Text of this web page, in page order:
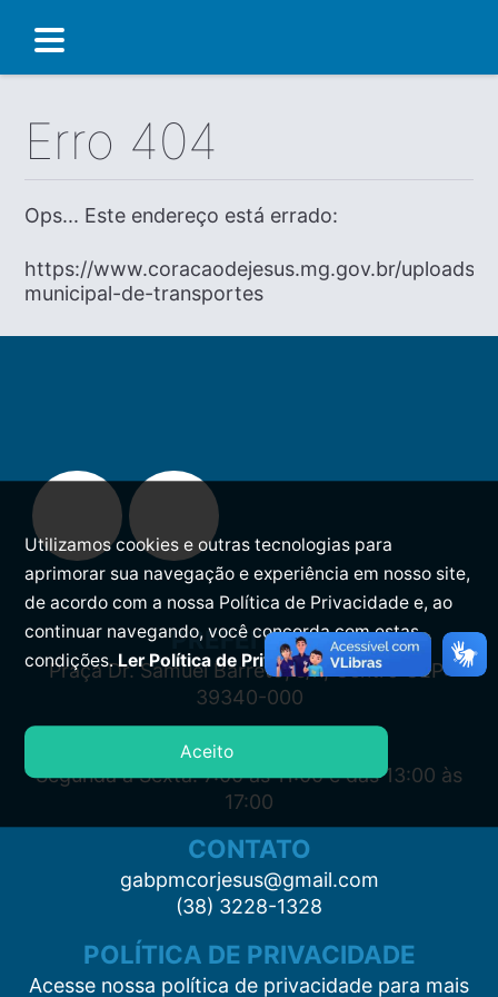
Erro 404
Ops... Este endereço está errado:
https://www.coracaodejesus.mg.gov.br/uploads/
municipal-de-transportes
PREFEITURA
Praça Dr. Samuel Barreto, s/n, Centro CEP:
39340-000
ATENDIMENTO
Segunda à Sexta: 7:00 às 11:00 e das 13:00 às
17:00
CONTATO
gabpmcorjesus@gmail.com
(38) 3228-1328
POLÍTICA DE PRIVACIDADE
Acesse nossa política de privacidade para mais
Utilizamos cookies e outras tecnologias para
aprimorar sua navegação e experiência em nosso site,
de acordo com a nossa Política de Privacidade e, ao
continuar navegando, você concorda com estas
condições.Ler Política de Privacidade.
Aceito